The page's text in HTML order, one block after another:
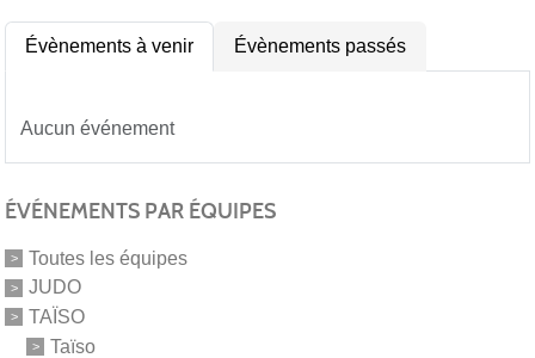
Évènements à venir Évènements passés
Aucun événement
ÉVÉNEMENTS PAR ÉQUIPES
Toutes les équipes
JUDO
TAÏSO
Taïso